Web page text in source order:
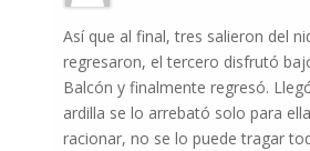
Así que al final, tres salieron del
regresaron, el tercero disfrutó
Balcón y finalmente regresó.
ardilla se lo arrebató solo para
racionar, no se lo puede tragar